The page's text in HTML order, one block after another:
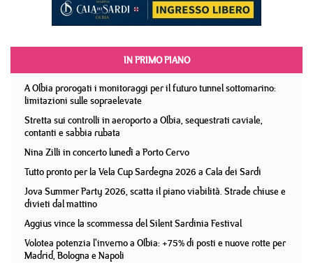
IN PRIMO PIANO
A Olbia prorogati i monitoraggi per il futuro tunnel sottomarino:
limitazioni sulle sopraelevate
Stretta sui controlli in aeroporto a Olbia, sequestrati caviale,
contanti e sabbia rubata
Nina Zilli in concerto lunedì a Porto Cervo
Tutto pronto per la Vela Cup Sardegna 2026 a Cala dei Sardi
Jova Summer Party 2026, scatta il piano viabilità. Strade chiuse e
divieti dal mattino
Aggius vince la scommessa del Silent Sardinia Festival
Volotea potenzia l'inverno a Olbia: +75% di posti e nuove rotte per
Madrid, Bologna e Napoli